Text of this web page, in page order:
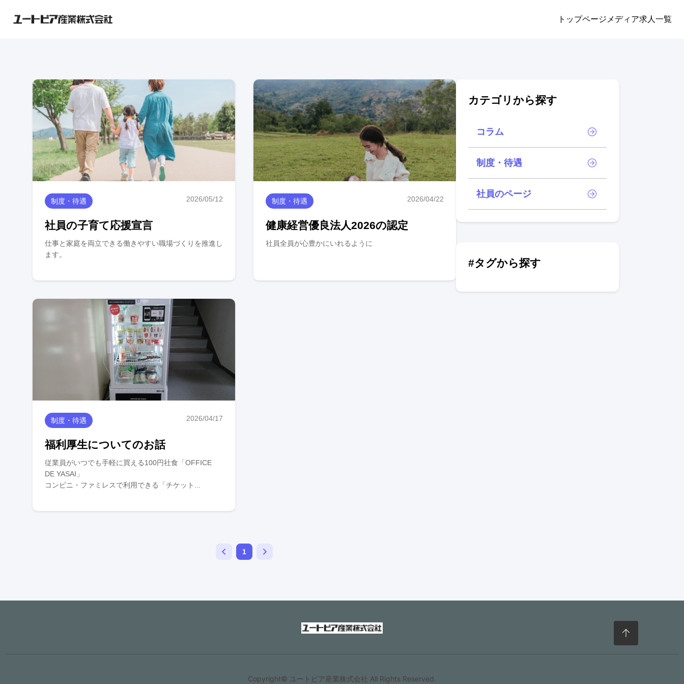
トップページメディア求人一覧
制度・待遇 2026/05/12
社員の子育て応援宣言
仕事と家庭を両立できる働きやすい職場づくりを推進し
ます。
制度・待遇 2026/04/22
健康経営優良法人2026の認定
社員全員が心豊かにいれるように
制度・待遇 2026/04/17
福利厚生についてのお話
従業員がいつでも手軽に買える100円社食「OFFICE
DE YASAI」
コンビニ・ファミレスで利用できる「チケット...
1
カテゴリから探す
コラム
制度・待遇
社員のページ
#タグから探す
Copyright© ユートピア産業株式会社 All Rights Reserved.